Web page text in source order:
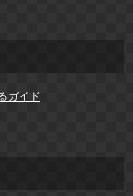
ガイド